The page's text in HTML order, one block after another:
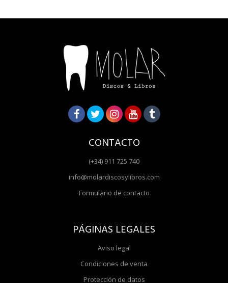
CONTACTO
(+34) 911 725 740
info@molardiscosylibros.com
Formulario de contacto
PÁGINAS LEGALES
Aviso legal
Condiciones de venta
Protección de datos